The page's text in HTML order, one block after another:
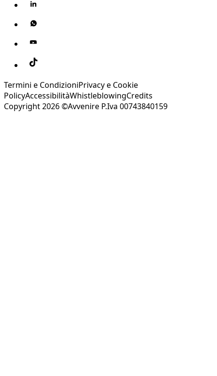
Termini e CondizioniPrivacy e Cookie
PolicyAccessibilitàWhistleblowingCredits
Copyright 2026 ©Avvenire P.Iva 00743840159